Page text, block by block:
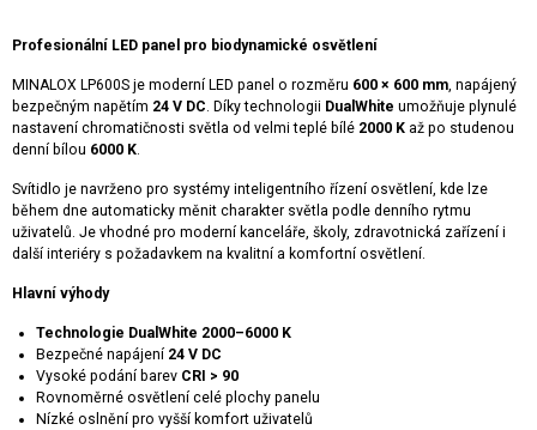
Profesionální LED panel pro biodynamické osvětlení
MINALOX LP600S je moderní LED panel o rozměru 600 × 600 mm , napájený
bezpečným napětím 24 V DC . Díky technologii DualWhite umožňuje plynulé
nastavení chromatičnosti světla od velmi teplé bílé 2000 K až po studenou
denní bílou 6000 K
Svítidlo je navrženo pro systémy inteligentního řízení osvětlení, kde lze
během dne automaticky měnit charakter světla podle denního rytmu
uživatelů. Je vhodné pro moderní kanceláře, školy, zdravotnická zařízení i
další interiéry s požadavkem na kvalitní a komfortní osvětlení.
Hlavní výhody
Technologie DualWhite 2000–6000 K
Bezpečné napájení 24 V DC
Vysoké podání barev CRI > 90
Rovnoměrné osvětlení celé plochy panelu
Nízké oslnění pro vyšší komfort uživatelů